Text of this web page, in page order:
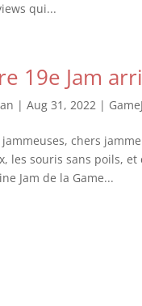
qui...
19e Jam
|Aug 31, 2022 |
jammeuses, chers
les souris sans poils,
Jam de la Game...